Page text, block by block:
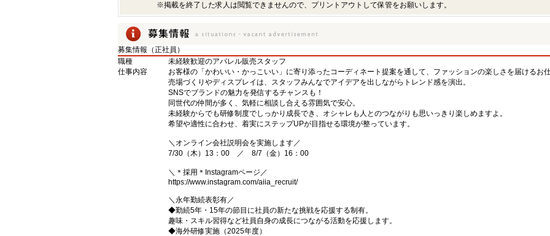
※掲載を終了した求人は閲覧できませんので、プリントアウトして保管をお願いします。
募集情報（正社員）
職種
未経験歓迎のアパレル販売スタッフ
仕事内容
お客様の「かわいい・かっこいい」に寄り添ったコーディネート提案を通して、ファッションの楽しさを届けるお
売場づくりやディスプレイは、スタッフみんなでアイデアを出しながらトレンド感を演出。
SNSでブランドの魅力を発信するチャンスも！
同世代の仲間が多く、気軽に相談し合える雰囲気で安心。
未経験からでも研修制度でしっかり成長でき、オシャレも人とのつながりも思いっきり楽しめますよ。
希望や適性に合わせ、着実にステップUPが目指せる環境が整っています。
＼オンライン会社説明会を実施します／
7/30（木）13：00 ／ 8/7（金）16：00
＼＊採用＊Instagramページ／
https://www.instagram.com/aiia_recruit/
＼永年勤続表彰有／
◆勤続5年・15年の節目に社員の新たな挑戦を応援する制有。
趣味・スキル習得など社員自身の成長につながる活動を応援します。
◆海外研修実施（2025年度）